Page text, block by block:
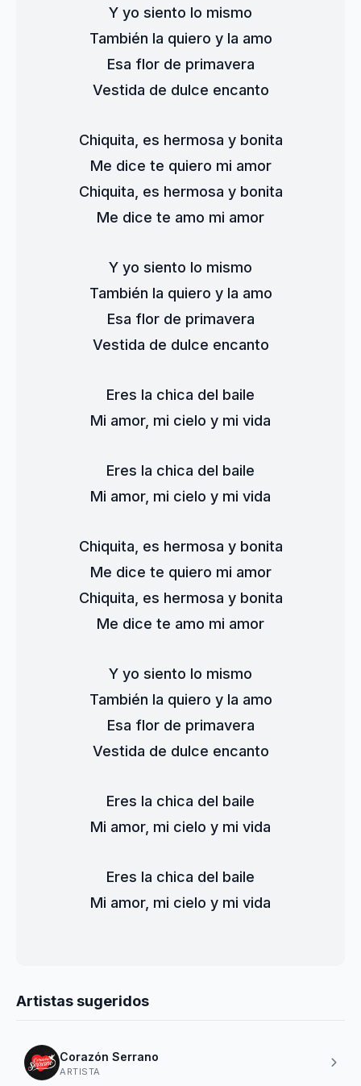
Y yo siento lo mismo
También la quiero y la amo
Esa flor de primavera
Vestida de dulce encanto
Chiquita, es hermosa y bonita
Me dice te quiero mi amor
Chiquita, es hermosa y bonita
Me dice te amo mi amor
Y yo siento lo mismo
También la quiero y la amo
Esa flor de primavera
Vestida de dulce encanto
Eres la chica del baile
Mi amor, mi cielo y mi vida
Eres la chica del baile
Mi amor, mi cielo y mi vida
Chiquita, es hermosa y bonita
Me dice te quiero mi amor
Chiquita, es hermosa y bonita
Me dice te amo mi amor
Y yo siento lo mismo
También la quiero y la amo
Esa flor de primavera
Vestida de dulce encanto
Eres la chica del baile
Mi amor, mi cielo y mi vida
Eres la chica del baile
Mi amor, mi cielo y mi vida
Artistas sugeridos
Corazón Serrano
ARTISTA